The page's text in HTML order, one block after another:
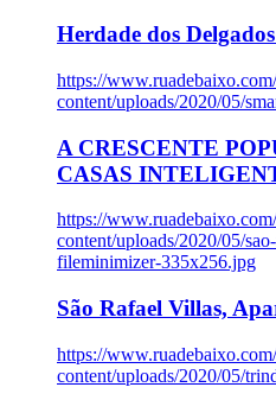
Herdade dos
https://
content/uploads/2020/05/
A CRESCENTE
CASAS
https://
content/uploads/2020/05/
fileminimizer-335x256.jpg
São Rafael Villas,
https://
content/uploads/2020/05/